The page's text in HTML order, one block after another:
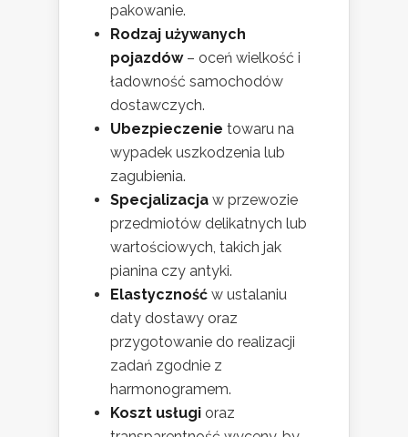
pakowanie.
Rodzaj używanych
pojazdów– oceń wielkość i
ładowność samochodów
dostawczych.
Ubezpieczenie towaru na
wypadek uszkodzenia lub
zagubienia.
Specjalizacja w przewozie
przedmiotów delikatnych lub
wartościowych, takich jak
pianina czy antyki.
Elastyczność w ustalaniu
daty dostawy oraz
przygotowanie do realizacji
zadań zgodnie z
harmonogramem.
Koszt usługi oraz